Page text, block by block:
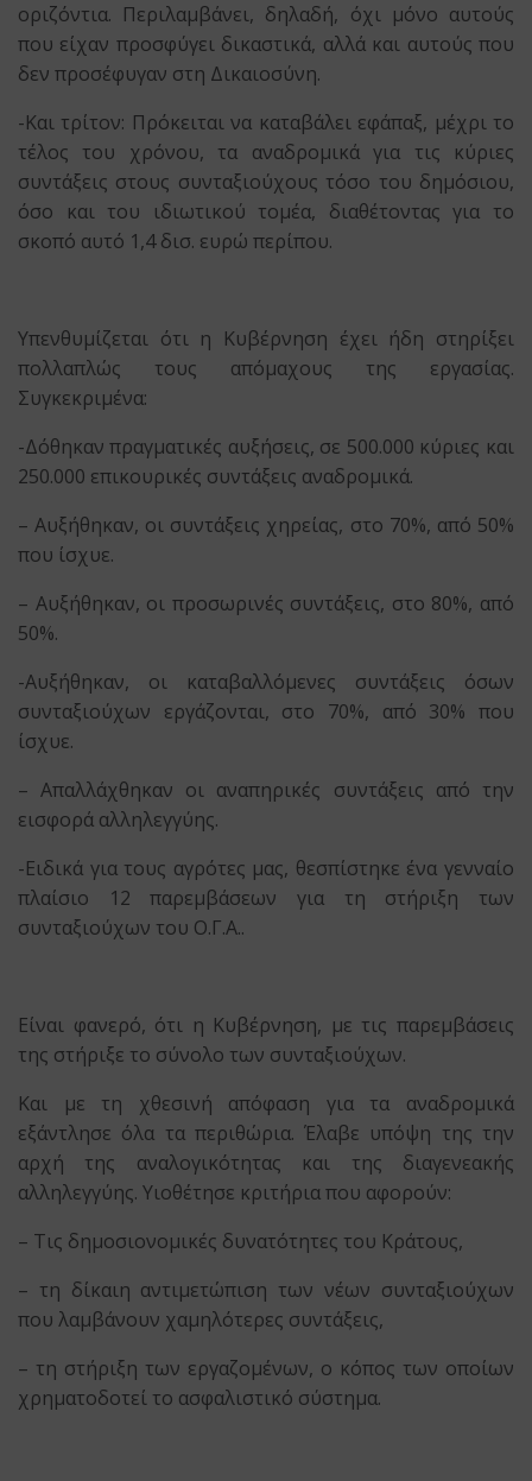
οριζόντια. Περιλαμβάνει, δηλαδή, όχι μόνο αυτούς
που είχαν προσφύγει δικαστικά, αλλά και αυτούς που
δεν προσέφυγαν στη Δικαιοσύνη.
-Και τρίτον: Πρόκειται να καταβάλει εφάπαξ, μέχρι το
τέλος του χρόνου, τα αναδρομικά για τις κύριες
συντάξεις στους συνταξιούχους τόσο του δημόσιου,
όσο και του ιδιωτικού τομέα, διαθέτοντας για το
σκοπό αυτό 1,4 δισ. ευρώ περίπου.
Υπενθυμίζεται ότι η Κυβέρνηση έχει ήδη στηρίξει
πολλαπλώς τους απόμαχους της εργασίας.
Συγκεκριμένα:
-Δόθηκαν πραγματικές αυξήσεις, σε 500.000 κύριες και
250.000 επικουρικές συντάξεις αναδρομικά.
– Αυξήθηκαν, οι συντάξεις χηρείας, στο 70%, από 50%
που ίσχυε.
– Αυξήθηκαν, οι προσωρινές συντάξεις, στο 80%, από
50%.
-Αυξήθηκαν, οι καταβαλλόμενες συντάξεις όσων
συνταξιούχων εργάζονται, στο 70%, από 30% που
ίσχυε.
– Απαλλάχθηκαν οι αναπηρικές συντάξεις από την
εισφορά αλληλεγγύης.
-Ειδικά για τους αγρότες μας, θεσπίστηκε ένα γενναίο
πλαίσιο 12 παρεμβάσεων για τη στήριξη των
συνταξιούχων του Ο.Γ.Α..
Είναι φανερό, ότι η Κυβέρνηση, με τις παρεμβάσεις
της στήριξε το σύνολο των συνταξιούχων.
Και με τη χθεσινή απόφαση για τα αναδρομικά
εξάντλησε όλα τα περιθώρια. Έλαβε υπόψη της την
αρχή της αναλογικότητας και της διαγενεακής
αλληλεγγύης. Υιοθέτησε κριτήρια που αφορούν:
– Τις δημοσιονομικές δυνατότητες του Κράτους,
– τη δίκαιη αντιμετώπιση των νέων συνταξιούχων
που λαμβάνουν χαμηλότερες συντάξεις,
– τη στήριξη των εργαζομένων, ο κόπος των οποίων
χρηματοδοτεί το ασφαλιστικό σύστημα.